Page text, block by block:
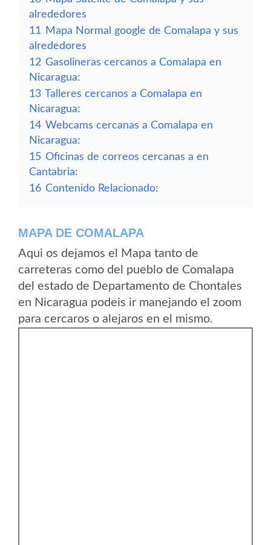
alrededores
11
Mapa Normal google de Comalapa y sus
alrededores
12 Gasolineras cercanos a Comalapa en
Nicaragua:
13 Talleres cercanos a Comalapa en
Nicaragua:
14 Webcams cercanas a Comalapa en
Nicaragua:
15 Oficinas de correos cercanas a en
Cantabria:
16 Contenido Relacionado:
MAPA DE COMALAPA
Aqui os dejamos el Mapa tanto de
carreteras como del pueblo de Comalapa
del estado de Departamento de Chontales
en Nicaragua podeis ir manejando el zoom
para cercaros o alejaros en el mismo.